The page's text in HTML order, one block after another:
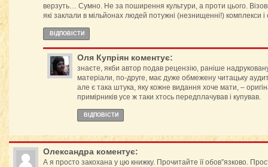
верзуть… Сумно. Не за поширення культури, а проти цього.
які заклали в мільйонах людей потужні (незнищенні!) комплекси
ВІДПОВІCТИ
Оля Купріян коментує:
знаєте, якби автор подав рецензію, раніше
матеріали, по-друге, має дуже обмежену читацьку
але є така штука, яку кожне видання хоче мати, –
примірників усе ж таки хтось передплачував і купував.
ВІДПОВІCТИ
Олександра коментує:
А я просто закохана у цю книжку. Прочитайте її обов”язково.